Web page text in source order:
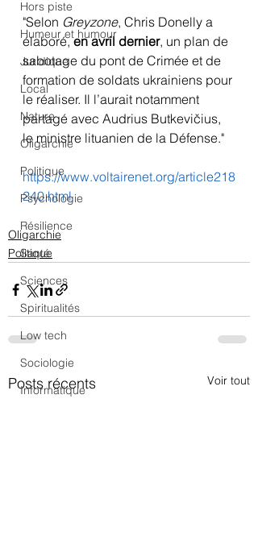
Hors piste
Humeur et humour
Juridique
Local
Nature
Oligarchie
Politique
Psychologie
Résilience
Santé
Sciences
Spiritualités
Low tech
Sociologie
Informatique
"Selon Greyzone, Chris Donelly a
élaboré, en avril dernier, un plan de
sabotage du pont de Crimée et de
formation de soldats ukrainiens pour
le réaliser. Il l’aurait notamment
partagé avec Audrius Butkevičius,
le ministre lituanien de la Défense."
https://www.voltairenet.org/article218
240.html
Oligarchie
Politique
Posts récents Voir tout